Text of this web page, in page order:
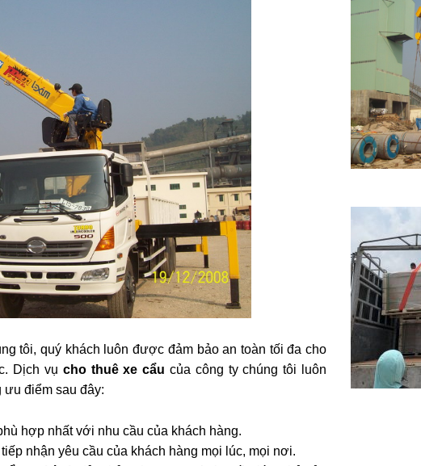
tôi, quý khách luôn được đảm bảo an toàn tối đa cho
Dịch vụ cho thuê xe cẩucủa công ty chúng tôi luôn
điểm sau đây:
hợp nhất với nhu cầu của khách hàng.
nhận yêu cầu của khách hàng mọi lúc, mọi nơi.